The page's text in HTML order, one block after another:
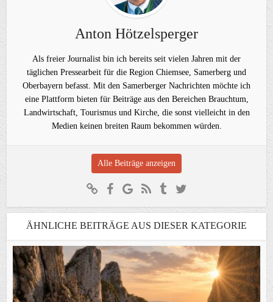
Anton Hötzelsperger
Als freier Journalist bin ich bereits seit vielen Jahren mit der
täglichen Pressearbeit für die Region Chiemsee, Samerberg und
Oberbayern befasst. Mit den Samerberger Nachrichten möchte ich
eine Plattform bieten für Beiträge aus den Bereichen Brauchtum,
Landwirtschaft, Tourismus und Kirche, die sonst vielleicht in den
Medien keinen breiten Raum bekommen würden.
Alle Beiträge anzeigen
ÄHNLICHE BEITRÄGE AUS DIESER KATEGORIE